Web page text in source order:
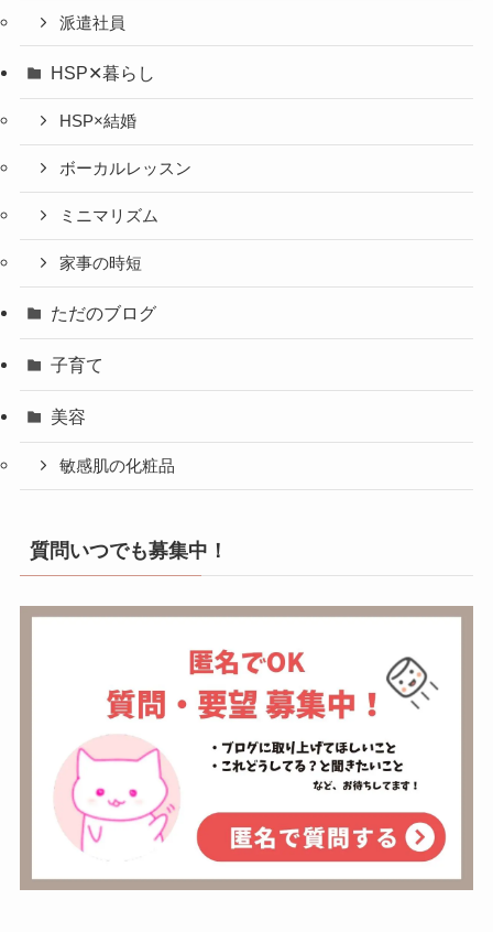
派遣社員
HSP✕暮らし
HSP×結婚
ボーカルレッスン
ミニマリズム
家事の時短
ただのブログ
子育て
美容
敏感肌の化粧品
質問いつでも募集中！